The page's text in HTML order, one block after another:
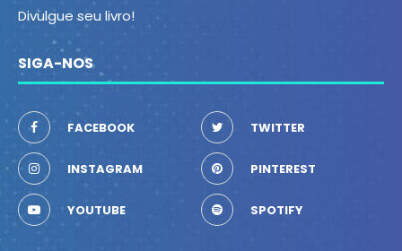
Divulgue seu livro!
SIGA-NOS
FACEBOOK TWITTER
INSTAGRAM PINTEREST
YOUTUBE SPOTIFY